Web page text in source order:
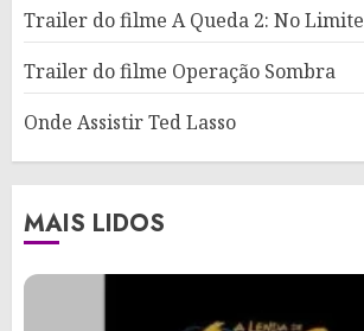
Trailer do filme A Queda 2: No Limite
Trailer do filme Operação Sombra
Onde Assistir Ted Lasso
MAIS LIDOS